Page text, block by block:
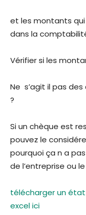
et les montants
dans la
Vérifier si les
Ne s’agit il pas
?
Si un chèque est
pouvez le
pourquoi ça n a
de l’entreprise ou
télécharger un
excel ici